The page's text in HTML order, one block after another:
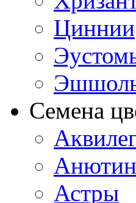
Циннии
Семена
Астры